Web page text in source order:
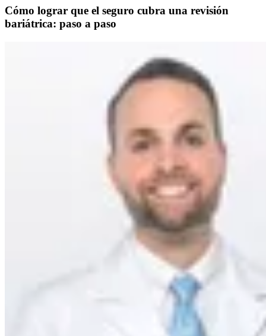
Cómo lograr que el seguro cubra una revisión
bariátrica: paso a paso